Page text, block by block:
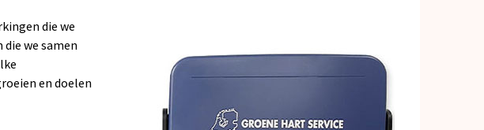
die we
we samen
en doelen